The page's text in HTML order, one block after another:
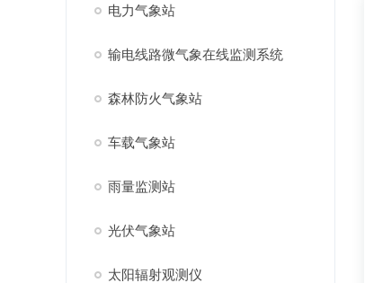
电力气象站
输电线路微气象在线监测系统
森林防火气象站
车载气象站
雨量监测站
光伏气象站
太阳辐射观测仪